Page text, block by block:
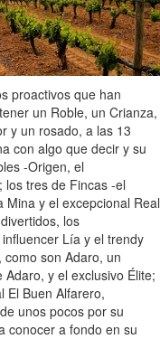
proactivos que han
un Roble, un Crianza,
y un rosado, a las 13
con algo que decir y su
-Origen, el
los tres de Fincas -el
y el excepcional Real
los
Lía y el trendy
como son Adaro, un
y el exclusivo Élite;
El Buen Alfarero,
unos pocos por su
conocer a fondo en su